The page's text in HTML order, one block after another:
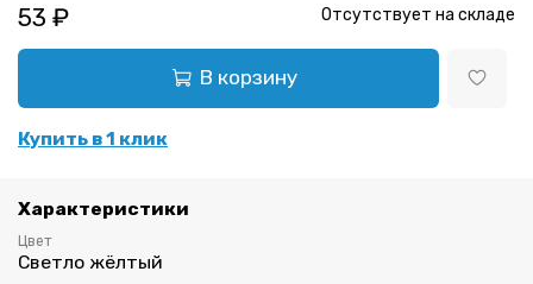
53 ₽
В корзину
Купить в 1 клик
Отсутствует на складе
Характеристики
Цвет
Светло жёлтый